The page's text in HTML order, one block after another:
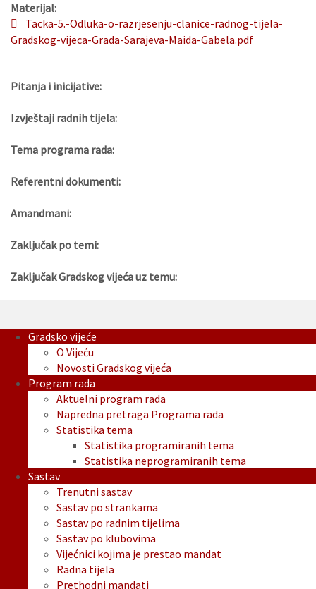
Materijal:
Tacka-5.-Odluka-o-razrjesenju-clanice-radnog-tijela-
Gradskog-vijeca-Grada-Sarajeva-Maida-Gabela.pdf
Pitanja i inicijative:
Izvještaji radnih tijela:
Tema programa rada:
Referentni dokumenti:
Amandmani:
Zaključak po temi:
Zaključak Gradskog vijeća uz temu:
Gradsko vijeće
O Vijeću
Novosti Gradskog vijeća
Program rada
Aktuelni program rada
Napredna pretraga Programa rada
Statistika tema
Statistika programiranih tema
Statistika neprogramiranih tema
Sastav
Trenutni sastav
Sastav po strankama
Sastav po radnim tijelima
Sastav po klubovima
Vijećnici kojima je prestao mandat
Radna tijela
Prethodni mandati